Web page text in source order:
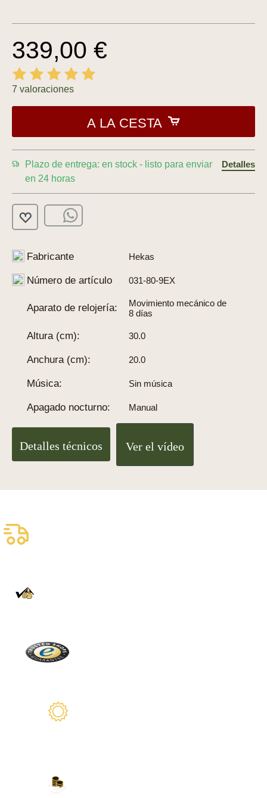
339,00 €
7 valoraciones
A LA CESTA
Plazo de entrega: en stock - listo para enviar
en 24 horas
Detalles
Fabricante Hekas
Número de artículo 031-80-9EX
Aparato de relojería:
Movimiento mecánico de
8 días
Altura (cm): 30.0
Anchura (cm): 20.0
Música: Sin música
Apagado nocturno: Manual
Detalles técnicos Ver el vídeo